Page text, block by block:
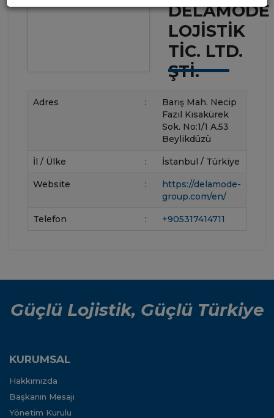
DELAMODE
LOJISTIK
TIC. LTD.
ŞTI.
Adres :
Barış Mah. Necip
Fazıl Kısakürek
Sok. No:1/1 A.53
Beylikdüzü
İl / Ülke : İstanbul / Türkiye
Website :
https://delamode-
group.com/en/
Telefon : +905317414711
Güçlü Lojistik, Güçlü Türkiye
KURUMSAL
Hakkımızda
Başkanın Mesajı
Yönetim Kurulu